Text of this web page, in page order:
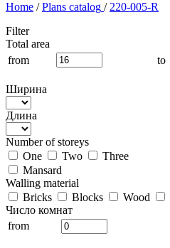
Home / Plans catalog / 220-005-R
Filter
Total area
from
to
Ширина
Длина
Number of storeys
One
Two
Three
Mansard
Walling material
Bricks
Blocks Wood
Число комнат
from